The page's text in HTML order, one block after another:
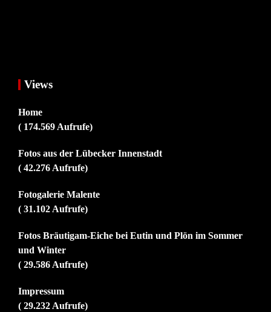
Views
Home
( 174.569 Aufrufe)
Fotos aus der Lübecker Innenstadt
( 42.276 Aufrufe)
Fotogalerie Malente
( 31.102 Aufrufe)
Fotos Bräutigam-Eiche bei Eutin und Plön im Sommer
und Winter
( 29.586 Aufrufe)
Impressum
( 29.232 Aufrufe)